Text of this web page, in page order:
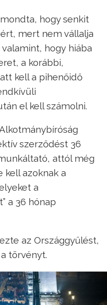
hogy senkit
mert nem vállalja
hogy hiába
a korábbi,
kell a pihenőidő
el kell számolni.
szerződést 36
attól még
kell azoknak a
a
a 36 hónap
az Országgyűlést,
törvényt.